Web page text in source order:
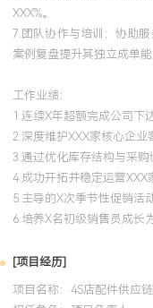
XXX%。
7.团队协作与培训：协助
案例复盘提升其独立成单能
工作业绩：
1.连续X年超额完成公司下
2.深度维护XXX家核心企
3.通过优化库存结构与采
4.成功开拓并稳定运营
5.主导的X次季节性促销活
6.培养X名初级销售员成长
[项目经历]
项目名称：4S店配件供应